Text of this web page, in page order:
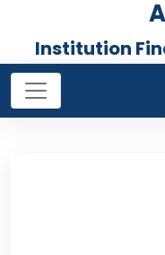
Institution